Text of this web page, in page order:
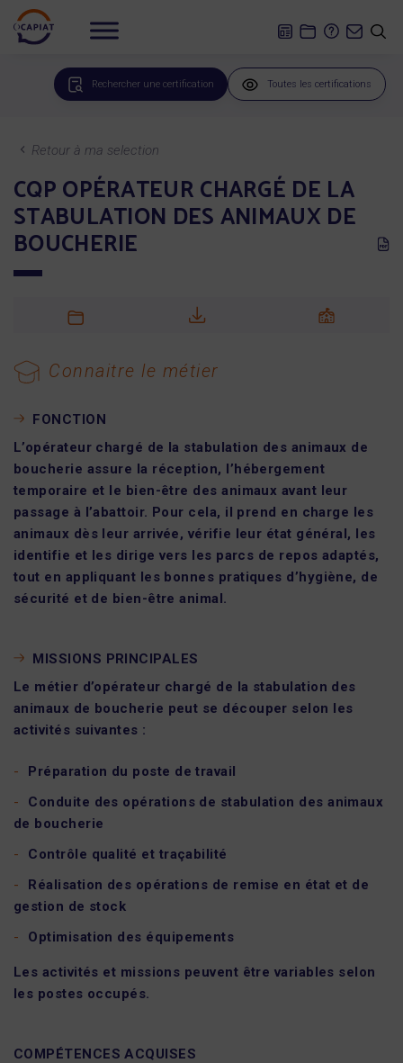
Rechercher une certification Toutes les certifications
Retour à ma selection
CQP OPÉRATEUR CHARGÉ DE LA
STABULATION DES ANIMAUX DE
BOUCHERIE
Connaitre le métier
FONCTION
L’opérateur chargé de la stabulation des animaux de
boucherie assure la réception, l’hébergement
temporaire et le bien-être des animaux avant leur
passage à l’abattoir. Pour cela, il prend en charge les
animaux dès leur arrivée, vérifie leur état général, les
identifie et les dirige vers les parcs de repos adaptés,
tout en appliquant les bonnes pratiques d’hygiène, de
sécurité et de bien-être animal.
MISSIONS PRINCIPALES
Le métier d’opérateur chargé de la stabulation des
animaux de boucherie peut se découper selon les
activités suivantes :
Préparation du poste de travail
Conduite des opérations de stabulation des animaux
de boucherie
Contrôle qualité et traçabilité
Réalisation des opérations de remise en état et de
gestion de stock
Optimisation des équipements
Les activités et missions peuvent être variables selon
les postes occupés.
COMPÉTENCES ACQUISES